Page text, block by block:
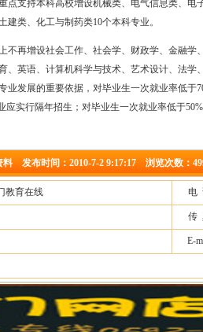
点支持本科高校增设机械类、电气信息类、电
建类、化工与制药类10个本科专业。
再增设社会工作、社会学、财政学、金融学
、英语、计算机科学与技术、艺术设计、法学
业发展的重要依据，对毕业生一次就业率低于
应实行隔年招生；对毕业生一次就业率低于
料 发布时间：2010-7-2 9:17:17 浏览次数：
教育在线 电
传
E-